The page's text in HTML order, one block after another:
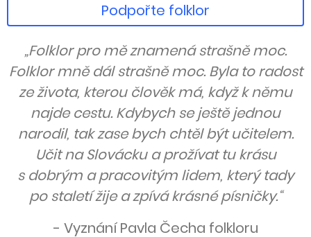
Podpořte folklor
„Folklor pro mě znamená strašně moc.
Folklor mně dál strašně moc. Byla to radost
ze života, kterou člověk má, když k němu
najde cestu. Kdybych se ještě jednou
narodil, tak zase bych chtěl být učitelem.
Učit na Slovácku a prožívat tu krásu
s dobrým a pracovitým lidem, který tady
po staletí žije a zpívá krásné písničky.“
- Vyznání Pavla Čecha folkloru